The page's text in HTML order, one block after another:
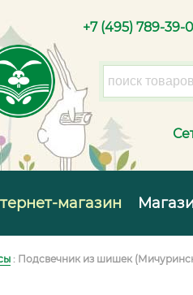
+7 (495) 789-39-
магазин
: Подсвечник из шишек